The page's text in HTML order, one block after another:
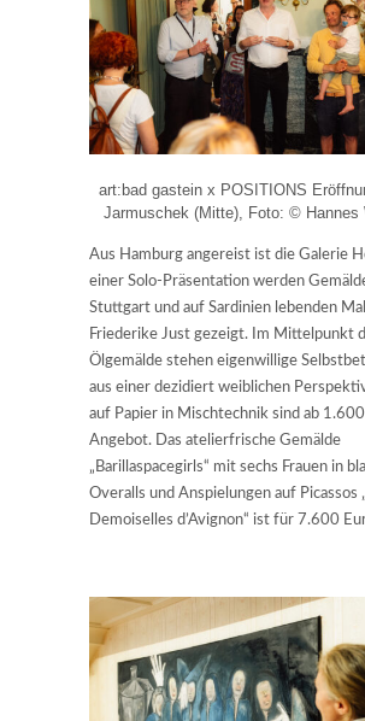
art:bad gastein x POSITIONS
Jarmuschek (Mitte), Foto: © Hannes
Aus Hamburg angereist ist die Galerie
einer Solo-Präsentation werden
Stuttgart und auf Sardinien lebenden
Friederike Just gezeigt. Im Mittelpunkt
Ölgemälde stehen eigenwillige
aus einer dezidiert weiblichen
auf Papier in Mischtechnik sind ab
Angebot. Das atelierfrische Gemälde
„Barillaspacegirls“ mit sechs Frauen in
Overalls und Anspielungen auf Picassos
Demoiselles d’Avignon“ ist für 7.600